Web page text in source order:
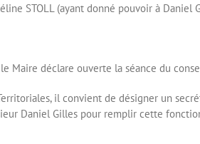
STOLL (ayant donné pouvoir à Daniel
Maire déclare ouverte la séance du
il convient de désigner un
Daniel Gilles pour remplir cette